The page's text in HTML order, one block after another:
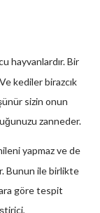
hayvanlardır. Bir
kediler birazcık
sizin onun
zanneder.
yapmaz ve de
Bunun ile birlikte
göre tespit